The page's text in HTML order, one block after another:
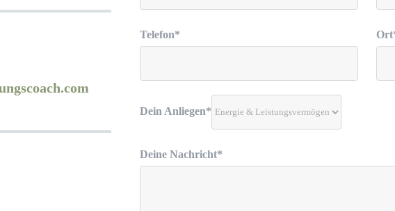
Telefon*
Dein Anliegen*
Deine Nachricht*